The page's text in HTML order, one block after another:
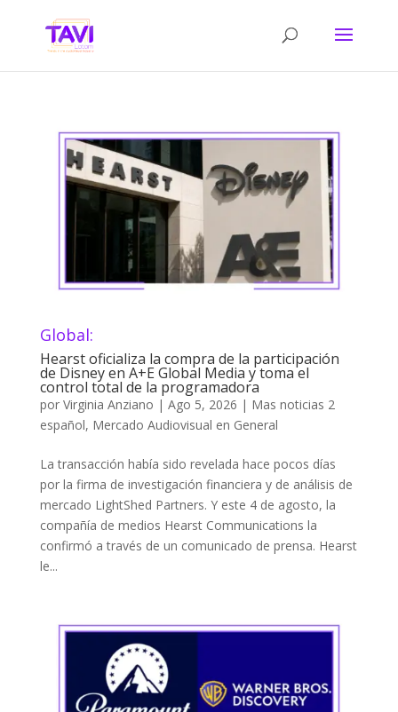
Global:
Hearst oficializa la compra de la participación
de Disney en A+E Global Media y toma el
control total de la programadora
por Virginia Anziano | Ago 5, 2026 | Mas noticias 2
español, Mercado Audiovisual en General
La transacción había sido revelada hace pocos días
por la firma de investigación financiera y de análisis de
mercado LightShed Partners. Y este 4 de agosto, la
compañía de medios Hearst Communications la
confirmó a través de un comunicado de prensa. Hearst
le...